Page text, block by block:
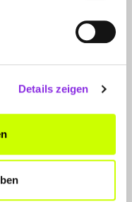
Details zeigen